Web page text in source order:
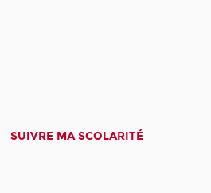
SUIVRE MA SCOLARITÉ